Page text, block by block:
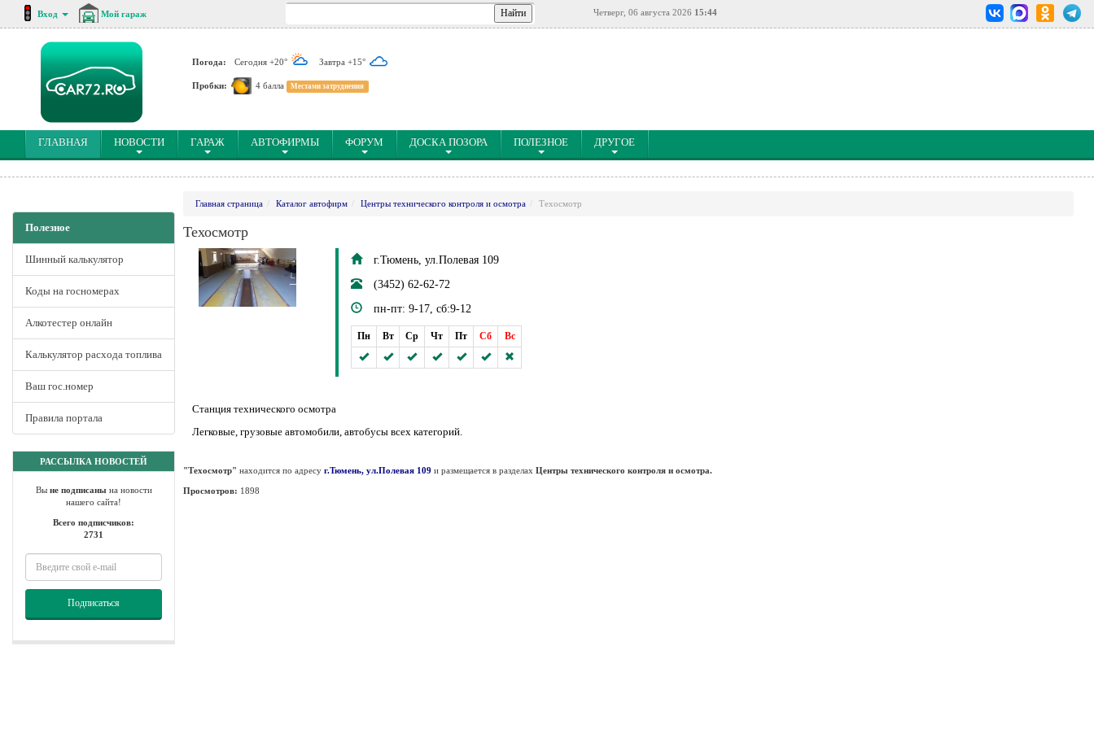
Вход Мой гараж Четверг, 06 августа 2026 15:44
Погода: Сегодня +20° Завтра +15°
Пробки: 4 балла Местами затруднения
ГЛАВНАЯ(CURRENT)
НОВОСТИ ГАРАЖ АВТОФИРМЫ ФОРУМ ДОСКА ПОЗОРА ПОЛЕЗНОЕ ДРУГОЕ
Полезное
Шинный калькулятор
Коды на госномерах
Алкотестер онлайн
Калькулятор расхода топлива
Ваш гос.номер
Правила портала
РАССЫЛКА НОВОСТЕЙ
Вы не подписанына новости
нашего сайта!
Всего подписчиков:
2731
Подписаться
Главная страница Каталог автофирм Центры технического контроля и осмотра Техосмотр
Техосмотр
г.Тюмень, ул.Полевая 109
(3452) 62-62-72
пн-пт: 9-17, сб:9-12
Пн Вт Ср Чт Пт Сб Вс
Станция технического осмотра
Легковые, грузовые автомобили, автобусы всех категорий.
"Техосмотр" находится по адресу г.Тюмень, ул.Полевая 109 и размещается в разделах Центры технического контроля и осмотра.
Просмотров: 1898